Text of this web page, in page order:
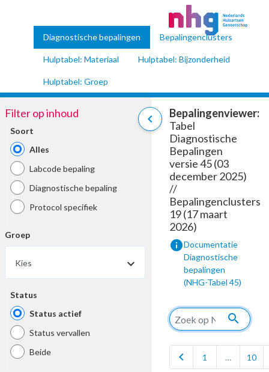
Diagnostische bepalingen Bepalingenclusters
Hulptabel: Materiaal Hulptabel: Bijzonderheid
Hulptabel: Groep
chevron_left
Filter op inhoud
Soort
Alles
Labcode bepaling
Diagnostische bepaling
Protocol specifiek
Groep
Kies
Status
Status actief
Status vervallen
Beide
Bepalingenviewer:
Tabel
Diagnostische
Bepalingen
versie 45 (03
december 2025)
//
Bepalingenclusters
19 (17 maart
2026)
infoDocumentatie
Diagnostische
bepalingen
(NHG-Tabel 45)
search
chevron_left 1 … 10